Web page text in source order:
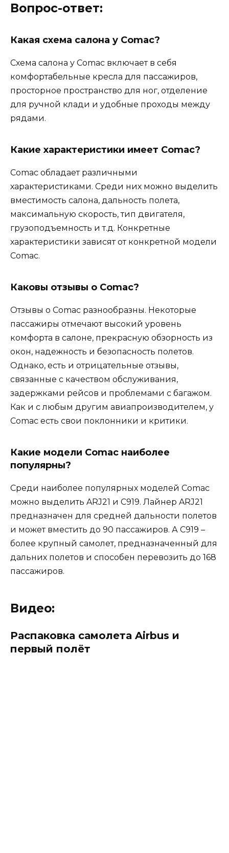
Вопрос-ответ:
Какая схема салона у Comac?
Схема салона у Comac включает в себя
комфортабельные кресла для пассажиров,
просторное пространство для ног, отделение
для ручной клади и удобные проходы между
рядами.
Какие характеристики имеет Comac?
Comac обладает различными
характеристиками. Среди них можно выделить
вместимость салона, дальность полета,
максимальную скорость, тип двигателя,
грузоподъемность и т.д. Конкретные
характеристики зависят от конкретной модели
Comac.
Каковы отзывы о Comac?
Отзывы о Comac разнообразны. Некоторые
пассажиры отмечают высокий уровень
комфорта в салоне, прекрасную обзорность из
окон, надежность и безопасность полетов.
Однако, есть и отрицательные отзывы,
связанные с качеством обслуживания,
задержками рейсов и проблемами с багажом.
Как и с любым другим авиапроизводителем, у
Comac есть свои поклонники и критики.
Какие модели Comac наиболее
популярны?
Среди наиболее популярных моделей Comac
можно выделить ARJ21 и C919. Лайнер ARJ21
предназначен для средней дальности полетов
и может вместить до 90 пассажиров. А C919 –
более крупный самолет, предназначенный для
дальних полетов и способен перевозить до 168
пассажиров.
Видео:
Распаковка самолета Airbus и
первый полёт